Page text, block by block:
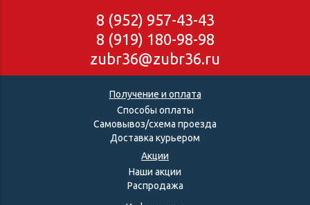
8 (952) 957-43-43
8 (919) 180-98-98
zubr36@zubr36.ru
Получение и оплата
Способы оплаты
Самовывоз/схема проезда
Доставка курьером
Акции
Наши акции
Распродажа